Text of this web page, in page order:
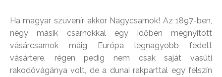
Ha magyar szuvenír, akkor Nagycsarnok! Az 1897-ben,
négy másik csarnokkal egy időben megnyitott
vásárcsarnok máig Európa legnagyobb fedett
vásártere, régen pedig nem csak saját vasúti
rakodóvágánya volt, de a dunai rakparttal egy felszín